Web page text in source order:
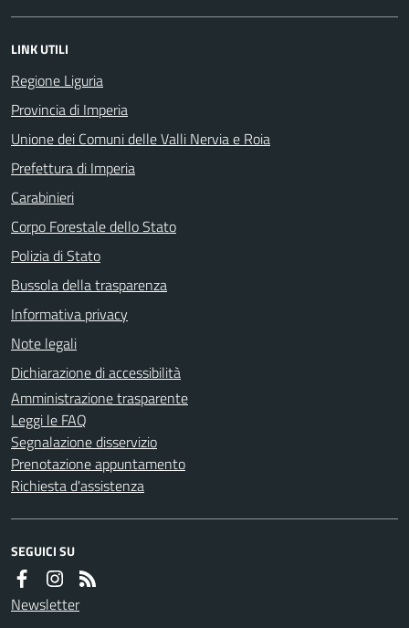
LINK UTILI
Regione Liguria
Provincia di Imperia
Unione dei Comuni delle Valli Nervia e Roia
Prefettura di Imperia
Carabinieri
Corpo Forestale dello Stato
Polizia di Stato
Bussola della trasparenza
Informativa privacy
Note legali
Dichiarazione di accessibilità
Amministrazione trasparente
Leggi le FAQ
Segnalazione disservizio
Prenotazione appuntamento
Richiesta d'assistenza
SEGUICI SU
Newsletter